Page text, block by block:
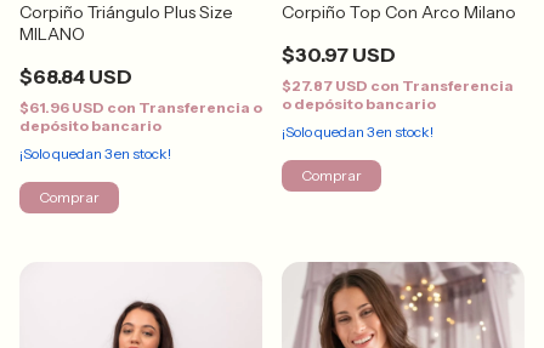
Corpiño Triángulo Plus Size
MILANO
$68.84 USD
$61.96 USD con Transferencia o
depósito bancario
¡Solo quedan 3en stock!
Comprar
Corpiño Top Con Arco Milano
$30.97 USD
$27.87 USD con Transferencia
o depósito bancario
¡Solo quedan 3en stock!
Comprar